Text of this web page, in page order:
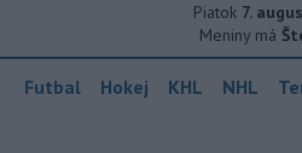
Piatok 7.
Meniny má
Futbal Hokej KHL NHL